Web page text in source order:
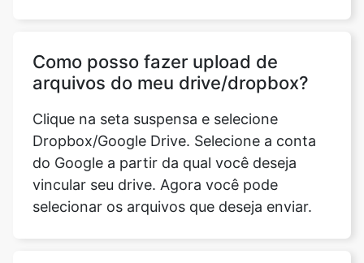
Dropbox/Google Drive. Selecione a conta
do Google a partir da qual você deseja
vincular seu drive. Agora você pode
selecionar os arquivos que deseja enviar.
A qualidade da minha trilha sonora